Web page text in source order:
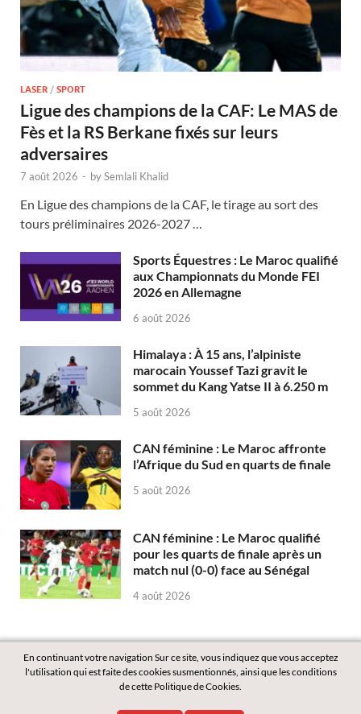
LASER / SPORT
Ligue des champions de la CAF: Le MAS de
Fès et la RS Berkane fixés sur leurs
adversaires
7 août 2026 - bySemlali Khalid
En Ligue des champions de la CAF, le tirage au sort des
tours préliminaires 2026-2027 …
Sports Équestres : Le Maroc qualifié
aux Championnats du Monde FEI
2026 en Allemagne
6 août 2026
Himalaya : À 15 ans, l’alpiniste
marocain Youssef Tazi gravit le
sommet du Kang Yatse II à 6.250 m
5 août 2026
CAN féminine : Le Maroc affronte
l’Afrique du Sud en quarts de finale
5 août 2026
CAN féminine : Le Maroc qualifié
pour les quarts de finale après un
match nul (0-0) face au Sénégal
4 août 2026
En continuant votre navigation Sur ce site, vous indiquez que vous acceptez
l'utilisation qui est faite des cookies susmentionnés, ainsi que les conditions
de cette Politique de Cookies.